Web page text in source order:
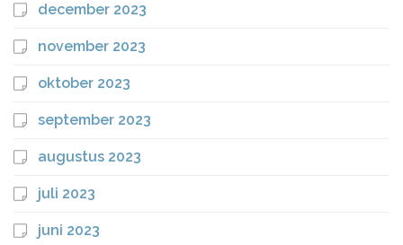
december 2023
november 2023
oktober 2023
september 2023
augustus 2023
juli 2023
juni 2023